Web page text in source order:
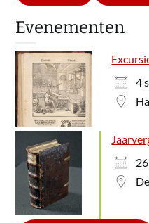
Evenementen
4